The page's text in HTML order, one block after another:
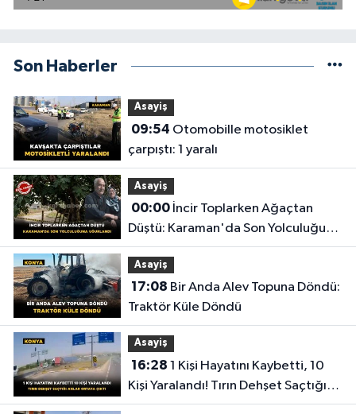
Son Haberler
Asayiş
09:54
çarpıştı: 1 yaralı
Asayiş
00:00İncir Toplarken Ağaçtan
Düştü: Karaman'da Son Yolculuğuna
Uğurlandı
Asayiş
17:08
Traktör Küle Döndü
Asayiş
16:28
Kişi Yaralandı! Tırın Dehşet Saçtığı
Anlar Ortaya Çıktı